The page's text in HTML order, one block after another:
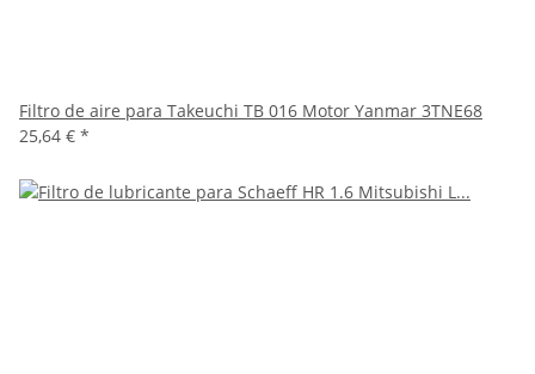
Filtro de aire para Takeuchi TB 016 Motor Yanmar 3TNE68
25,64 € *